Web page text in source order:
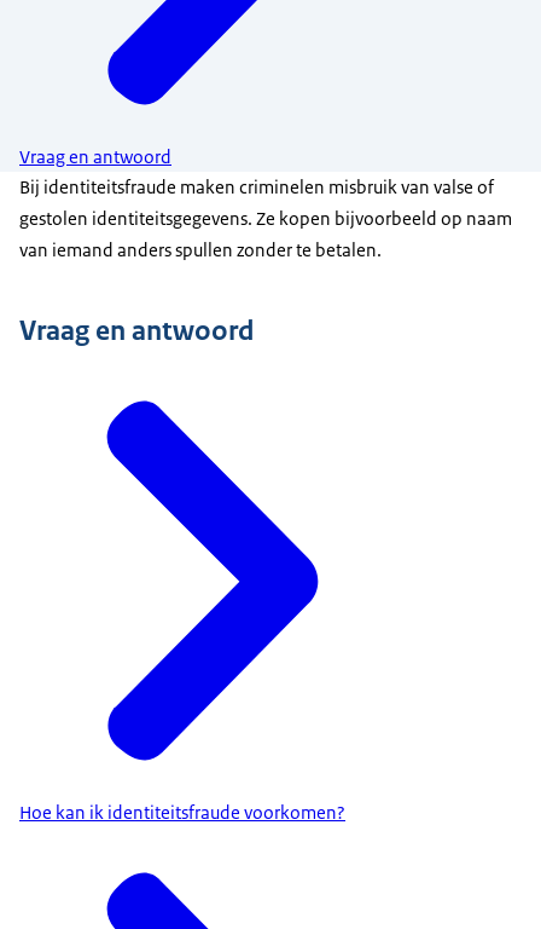
Vraag en antwoord
Bij identiteitsfraude maken criminelen misbruik van valse of
gestolen identiteitsgegevens. Ze kopen bijvoorbeeld op naam
van iemand anders spullen zonder te betalen.
Vraag en antwoord
Hoe kan ik identiteitsfraude voorkomen?